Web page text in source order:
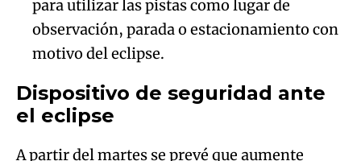
Dispositivo de seguridad ante
el eclipse
el trafico entre un 30 y un 100% en la franja en
donde se va a ver la ocultación del sol en su
totalidad. Eso incluye la provincia de Cuenca y